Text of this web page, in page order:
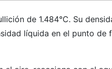
de 1.484°C. Su
líquida en el punto de